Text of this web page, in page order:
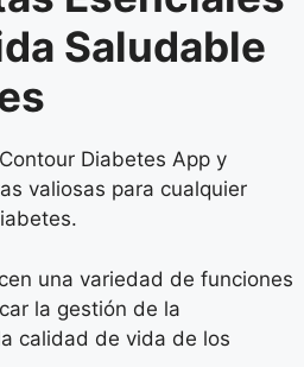
Saludable
Diabetes App y
valiosas para cualquier
una variedad de funciones
la gestión de la
calidad de vida de los